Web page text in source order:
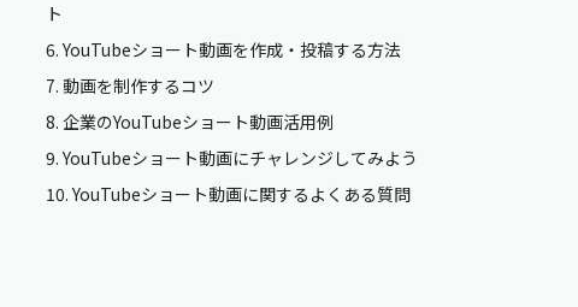
ト
6.YouTubeショート動画を作成・投稿する方法
7. 動画を制作するコツ
8. 企業のYouTubeショート動画活用例
9.YouTubeショート動画にチャレンジしてみよう
10.YouTubeショート動画に関するよくある質問